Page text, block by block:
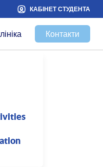
КАБІНЕТ СТУДЕНТА
Контакти